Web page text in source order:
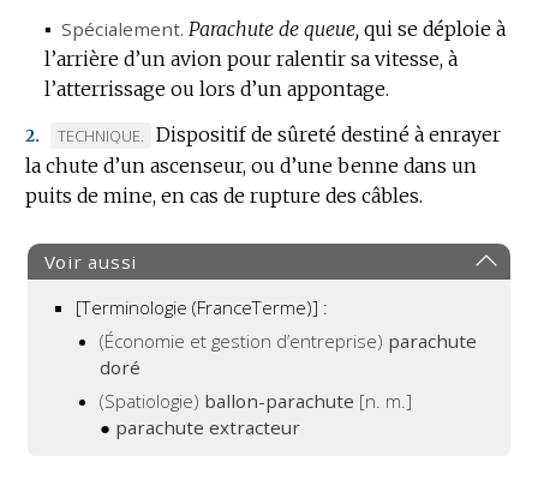
▪ Spécialement. Parachute de queue, qui se déploie à
l’arrière d’un avion pour ralentir sa vitesse, à
l’atterrissage ou lors d’un appontage.
2.
MARQUE
DE
DOMAINE
TECHNIQUE.
Dispositif de sûreté destiné à enrayer
la chute d’un ascenseur, ou d’une benne dans un
puits de mine, en cas de rupture des câbles.
Voir aussi
[Terminologie (FranceTerme)] :
(Économie et gestion d’entreprise) parachute
doré
(Spatiologie) ballon-parachute [n. m.]
● parachute extracteur